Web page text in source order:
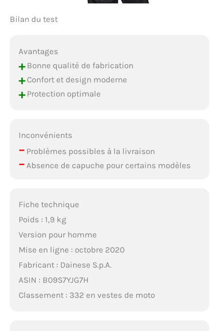
Bilan du test
Avantages
+Bonne qualité de fabrication
+Confort et design moderne
+Protection optimale
Inconvénients
–Problèmes possibles à la livraison
–Absence de capuche pour certains modèles
Fiche technique
Poids : 1,9 kg
Version pour homme
Mise en ligne : octobre 2020
Fabricant : Dainese S.p.A.
ASIN : B09S7YJG7H
Classement : 332 en vestes de moto